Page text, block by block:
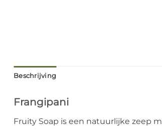
Beschrijving
Frangipani
Fruity Soap is een natuurlijke zeep